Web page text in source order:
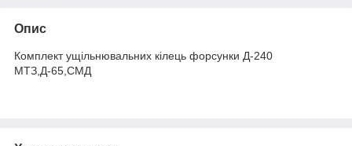
Опис
Комплект ущільнювальних кілець форсунки Д-240
МТЗ,Д-65,СМД